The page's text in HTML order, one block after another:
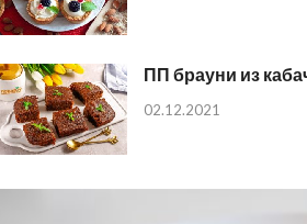
ПП брауни из
02.12.2021